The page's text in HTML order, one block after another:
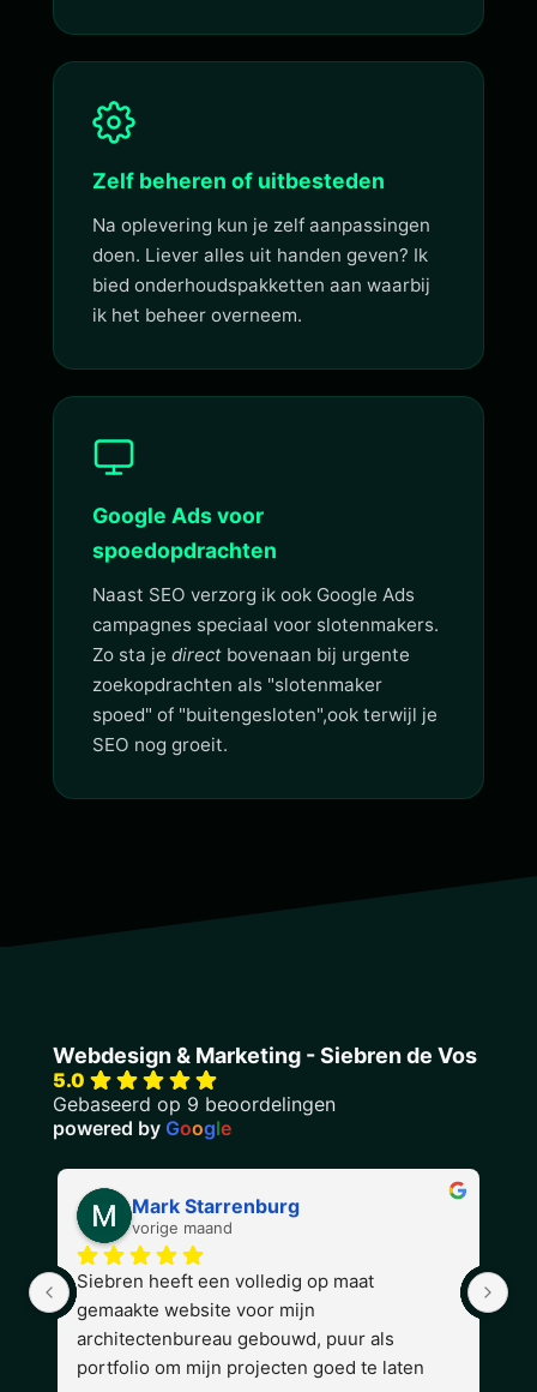
Zelf beheren of uitbesteden
Na oplevering kun je zelf aanpassingen
doen. Liever alles uit handen geven? Ik
bied onderhoudspakketten aan waarbij
ik het beheer overneem.
Google Ads voor
spoedopdrachten
Naast SEO verzorg ik ook Google Ads
campagnes speciaal voor slotenmakers.
Zo sta je direct bovenaan bij urgente
zoekopdrachten als "slotenmaker
spoed" of "buitengesloten",ook terwijl je
SEO nog groeit.
Webdesign & Marketing - Siebren de Vos
5.0
Gebaseerd op 9 beoordelingen
powered by Google
Mark Starrenburg
vorige maand
Siebren heeft een volledig op maat
gemaakte website voor mijn
architectenbureau gebouwd, puur als
portfolio om mijn projecten goed te laten